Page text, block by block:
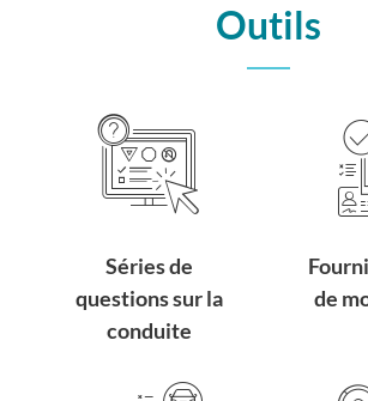
Outils
Séries de
questions sur la
conduite
de